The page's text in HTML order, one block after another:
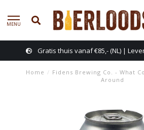
MENU
Gratis thuis vanaf €85,- (NL) |
Home / Fidens Brewing Co. - What
Around